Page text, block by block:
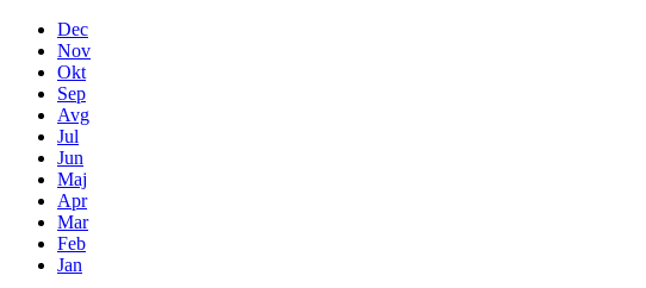
Dec
Nov
Okt
Sep
Avg
Jul
Jun
Maj
Apr
Mar
Feb
Jan